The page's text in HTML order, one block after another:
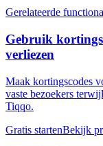
Gerelateerde
Gebruik
verliezen
Maak kortingscodes
vaste bezoekers
Tiqqo.
Gratis startenBekijk